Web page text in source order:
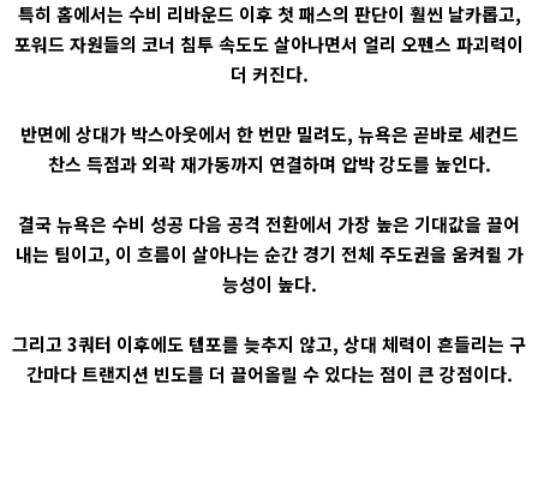
특히 홈에서는 수비 리바운드 이후 첫 패스의 판단이 훨씬 날카롭고,
포워드 자원들의 코너 침투 속도도 살아나면서 얼리 오펜스 파괴력이
더 커진다.
반면에 상대가 박스아웃에서 한 번만 밀려도, 뉴욕은 곧바로 세컨드
찬스 득점과 외곽 재가동까지 연결하며 압박 강도를 높인다.
결국 뉴욕은 수비 성공 다음 공격 전환에서 가장 높은 기대값을 끌어
내는 팀이고, 이 흐름이 살아나는 순간 경기 전체 주도권을 움켜쥘 가
능성이 높다.
그리고 3쿼터 이후에도 템포를 늦추지 않고, 상대 체력이 흔들리는 구
간마다 트랜지션 빈도를 더 끌어올릴 수 있다는 점이 큰 강점이다.